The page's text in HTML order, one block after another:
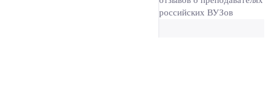
российских ВУЗов